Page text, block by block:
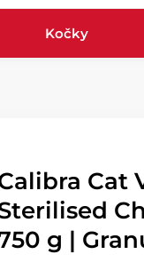
Kočky
Cat
g |